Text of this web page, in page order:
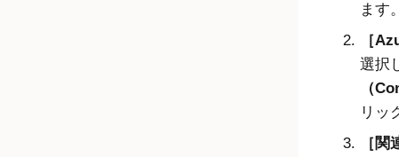
ます
選択
（
リッ
関